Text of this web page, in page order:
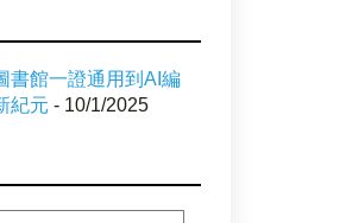
書館一證通用到AI編
紀元 - 10/1/2025